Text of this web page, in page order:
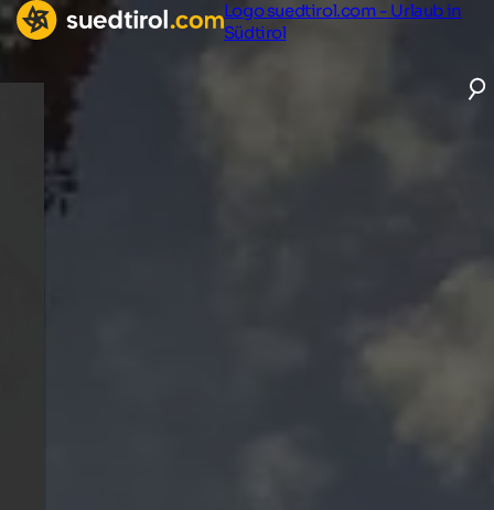
Logo suedtirol.com - Urlaub in
Südtirol